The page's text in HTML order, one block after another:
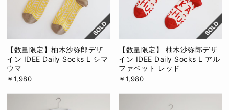
【数量限定】柚木沙弥郎デザ
イン IDEE Daily Socks L シマ
ウマ
￥1,980
【数量限定】 柚木沙弥郎デザ
イン IDEE Daily Socks L アル
ファベット レッド
￥1,980